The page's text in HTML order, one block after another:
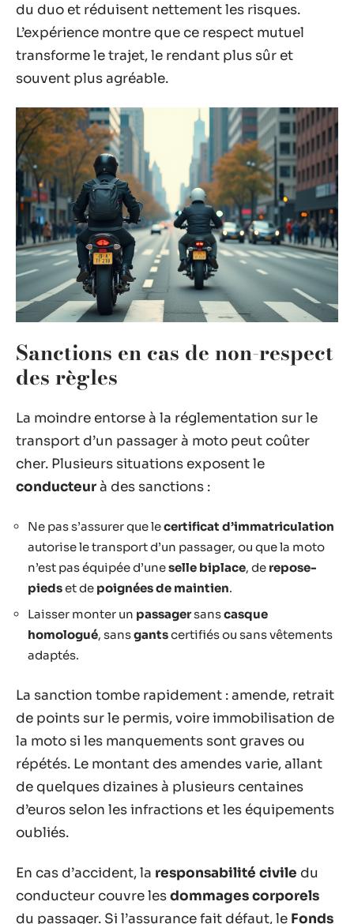
du duo et réduisent nettement les risques.
L’expérience montre que ce respect mutuel
transforme le trajet, le rendant plus sûr et
souvent plus agréable.
Sanctions en cas de non-respect
des règles
La moindre entorse à la réglementation sur le
transport d’un passager à moto peut coûter
cher. Plusieurs situations exposent le
conducteurà des sanctions :
Ne pas s’assurer que lecertificat d’immatriculation
autorise le transport d’un passager, ou que la moto
n’est pas équipée d’uneselle biplace, de repose-
piedset de poignées de maintien.
Laisser monter un passagersanscasque
homologué, sansgantscertifiés ou sans vêtements
adaptés.
La sanction tombe rapidement : amende, retrait
de points sur le permis, voire immobilisation de
la moto si les manquements sont graves ou
répétés. Le montant des amendes varie, allant
de quelques dizaines à plusieurs centaines
d’euros selon les infractions et les équipements
oubliés.
En cas d’accident, la responsabilité civile du
conducteur couvre lesdommages corporels
du passager. Si l’assurance fait défaut, le Fonds